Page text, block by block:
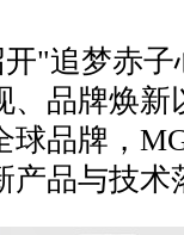
"追梦赤子
、品牌焕
球品牌，
产品与技术